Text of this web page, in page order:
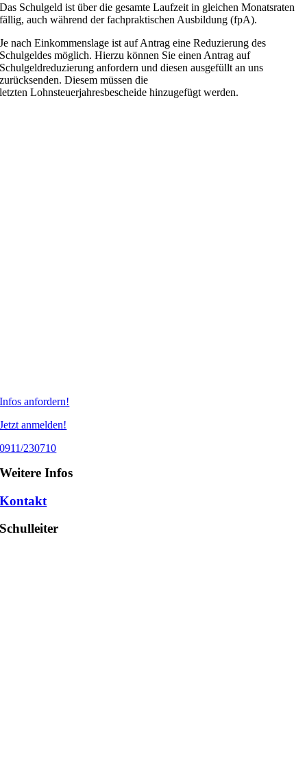
Das Schulgeld ist über die gesamte Laufzeit in gleichen Monatsraten
fällig, auch während der fachpraktischen Ausbildung (fpA).
Je nach Einkommenslage ist auf Antrag eine Reduzierung des
Schulgeldes möglich.Hierzu können Sie einen Antrag auf
Schulgeldreduzierung anfordern und diesen ausgefüllt an uns
zurücksenden. Diesem müssen die
letzten Lohnsteuerjahresbescheide hinzugefügt werden.
Infos anfordern!
Jetzt anmelden!
0911/230710
Weitere Infos
Kontakt
Schulleiter